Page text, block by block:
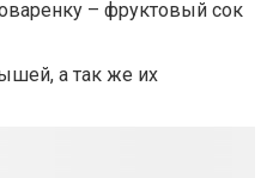
– фруктовый сок
а так же их